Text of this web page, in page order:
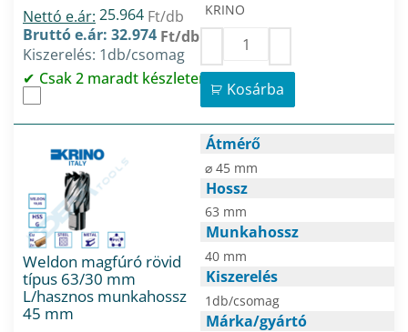
Nettó e.ár: 25.964 Ft/db
Bruttó e.ár: 32.974 Ft/db
Kiszerelés: 1db/csomag
Csak 2 maradt készleten
KRINO
Kosárba
Weldon magfúró rövid
típus 63/30 mm
L/hasznos munkahossz
45 mm
Átmérő
⌀ 45 mm
Hossz
63 mm
Munkahossz
40 mm
Kiszerelés
1db/csomag
Márka/gyártó